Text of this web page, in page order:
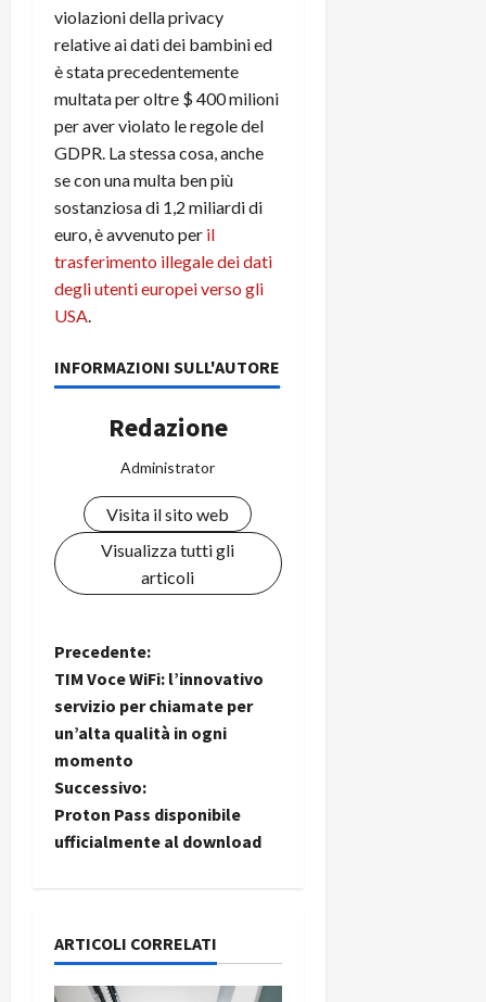
violazioni della privacy
relative ai dati dei bambini ed
è stata precedentemente
multata per oltre $ 400 milioni
per aver violato le regole del
GDPR. La stessa cosa, anche
se con una multa ben più
sostanziosa di 1,2 miliardi di
euro, è avvenuto per il
trasferimento illegale dei dati
degli utenti europei verso gli
USA.
INFORMAZIONI SULL'AUTORE
Redazione
Administrator
Visita il sito web
Visualizza tutti gli
articoli
N
a
v
i
g
z
i
Precedente:
TIM Voce WiFi: l’innovativo
servizio per chiamate per
un’alta qualità in ogni
momento
Successivo:
Proton Pass disponibile
ufficialmente al download
ARTICOLI CORRELATI